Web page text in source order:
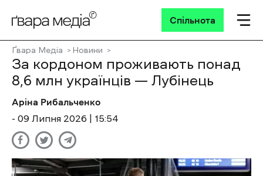
Спільнота
Ґвара Медіа Новини
За кордоном проживають понад
8,6 млн українців — Лубінець
Аріна Рибальченко
- 09 Липня 2026 | 15:54